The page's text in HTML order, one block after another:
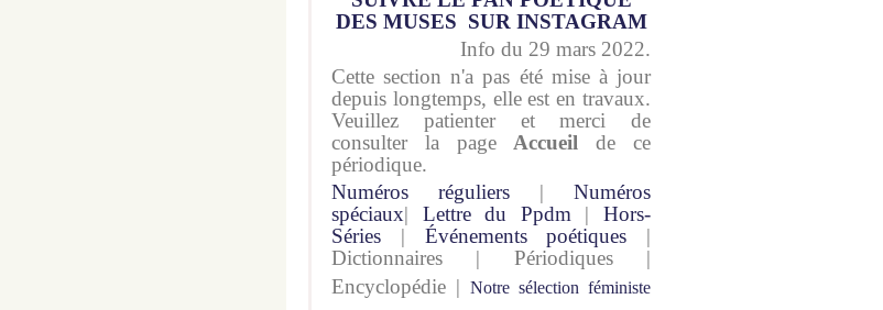
DES MUSES SUR INSTAGRAM
Info du 29 mars 2022.
Cette section n'a pas été mise à jour
depuis longtemps, elle est en travaux.
Veuillez patienter et merci de
consulter la page Accueil de ce
périodique.
Numéros réguliers | Numéros
spéciaux| Lettre du Ppdm |Hors-
Séries | Événements poétiques |
Dictionnaires | Périodiques |
Encyclopédie | Notre sélection féministe